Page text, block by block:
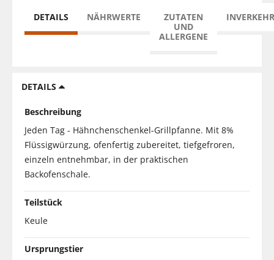
DETAILS NÄHRWERTE
ZUTATEN
UND
ALLERGENE
DETAILS
Beschreibung
Jeden Tag - Hähnchenschenkel-Grillpfanne. Mit 8%
Flüssigwürzung, ofenfertig zubereitet, tiefgefroren,
einzeln entnehmbar, in der praktischen
Backofenschale.
Teilstück
Keule
Ursprungstier